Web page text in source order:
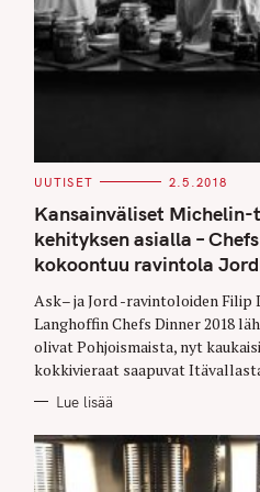
C
T
E
G
O
R
I
S
UUTISET 2.5.2018
Kansainväliset
kehityksen asialla –
kokoontuu ravintola
Ask– ja Jord -ravintoloiden Filip
Langhoffin Chefs Dinner 2018
olivat Pohjoismaista, nyt
kokkivieraat saapuvat
Lue lisää